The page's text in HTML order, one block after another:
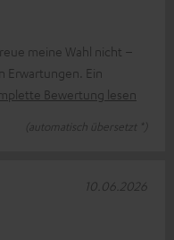
meine Wahl nicht –
Erwartungen. Ein
Bewertung lesen
(automatisch übersetzt *)
10.06.2026